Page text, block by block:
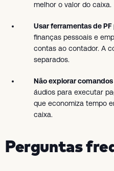
melhor o valor do caixa.
Usar ferramentas de PF
finanças pessoais e
contas ao contador. A
separados.
Não explorar
áudios para executar
que economiza tempo
caixa.
Perguntas